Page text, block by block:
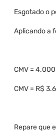
Esgotado o
Aplicando a
CMV =
CMV = R$
Repare que